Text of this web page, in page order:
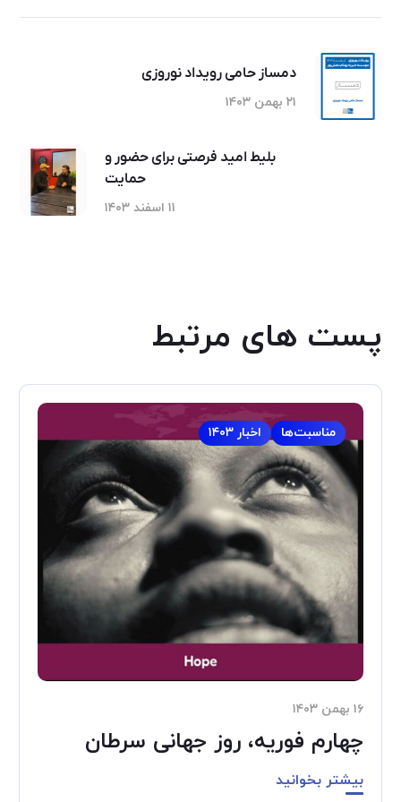
دمساز حامی رویداد نوروزی
۲۱ بهمن ۱۴۰۳
بلیط امید فرصتی برای حضور و
حمایت
۱۱ اسفند ۱۴۰۳
پست های مرتبط
اخبار ۱۴۰۳ مناسبت‌ها
۱۶ بهمن ۱۴۰۳
چهارم فوریه، روز جهانی سرطان
بیشتر بخوانید